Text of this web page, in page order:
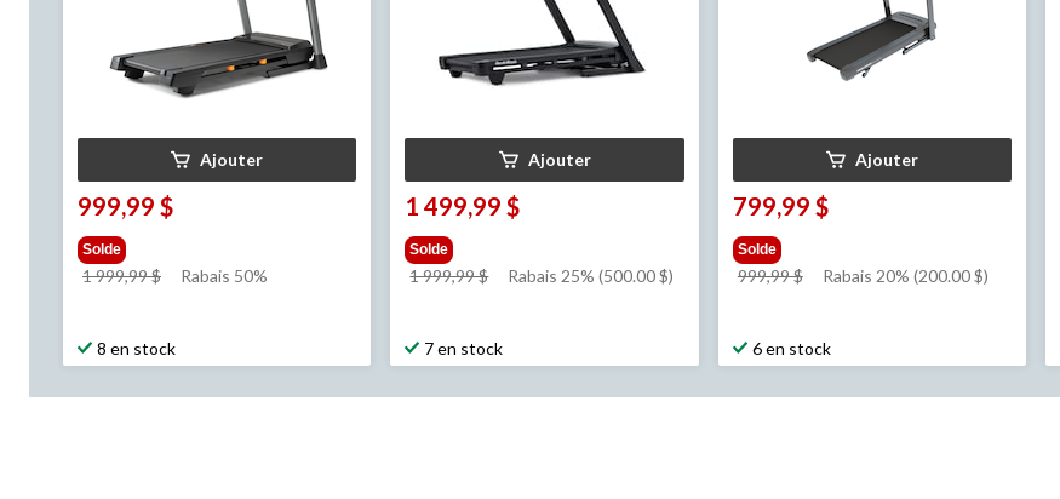
Ajouter
999,99 $
Solde
1 999,99 $
prixRabais 50%
8 en stock
Ajouter
1 499,99 $
Solde
1 999,99 $
prix
Rabais 25% (500.00 $)
7 en stock
Ajouter
799,99 $
Solde
999,99 $
prixRabais 20% (200.00 $)
6 en stock